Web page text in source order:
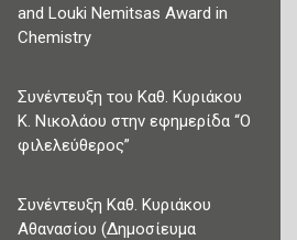
and Louki Nemitsas Award in
Chemistry
Συνέντευξη του Καθ. Κυριάκου
Κ. Νικολάου στην εφημερίδα “Ο
φιλελεύθερος”
Συνέντευξη Καθ. Κυριάκου
Αθανασίου (Δημοσίευμα